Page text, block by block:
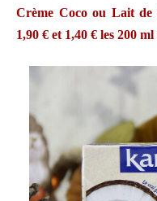
Crème Coco ou Lait de
1,90 € et 1,40 € les 200 ml